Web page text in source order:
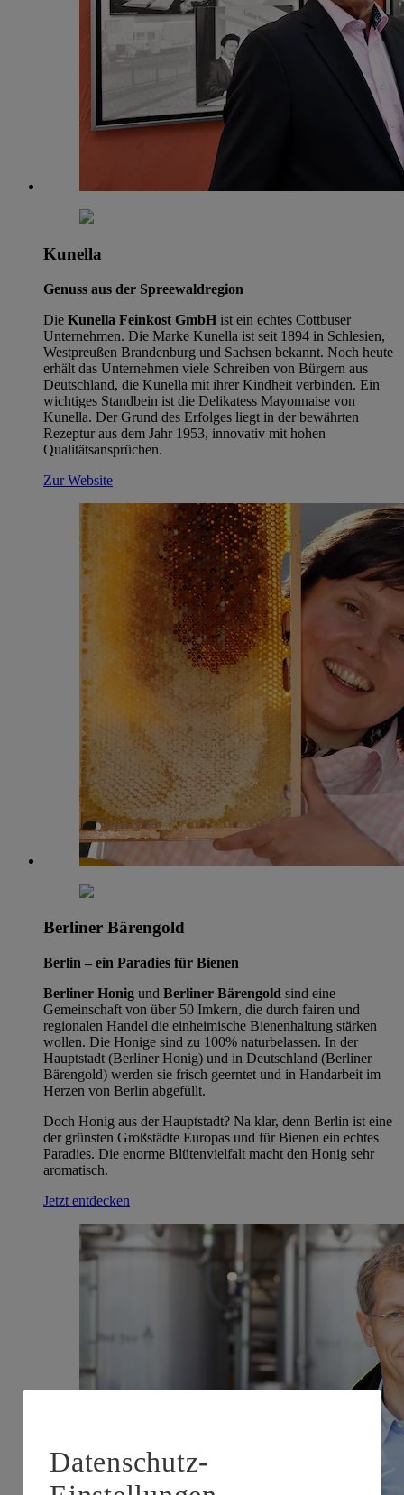
Kunella
Genuss aus der Spreewaldregion
Die Kunella Feinkost GmbH ist ein echtes Cottbuser
Unternehmen. Die Marke Kunella ist seit 1894 in Schlesien,
Westpreußen Brandenburg und Sachsen bekannt. Noch heute
erhält das Unternehmen viele Schreiben von Bürgern aus
Deutschland, die Kunella mit ihrer Kindheit verbinden. Ein
wichtiges Standbein ist die Delikatess Mayonnaise von
Kunella. Der Grund des Erfolges liegt in der bewährten
Rezeptur aus dem Jahr 1953, innovativ mit hohen
Qualitätsansprüchen.
Zur Website
Berliner Bärengold
Berlin – ein Paradies für Bienen
Berliner Honig und Berliner Bärengold sind eine
Gemeinschaft von über 50 Imkern, die durch fairen und
regionalen Handel die einheimische Bienenhaltung stärken
wollen. Die Honige sind zu 100% naturbelassen. In der
Hauptstadt (Berliner Honig) und in Deutschland (Berliner
Bärengold) werden sie frisch geerntet und in Handarbeit im
Herzen von Berlin abgefüllt.
Doch Honig aus der Hauptstadt? Na klar, denn Berlin ist eine
der grünsten Großstädte Europas und für Bienen ein echtes
Paradies. Die enorme Blütenvielfalt macht den Honig sehr
aromatisch.
Jetzt entdecken
Datenschutz-